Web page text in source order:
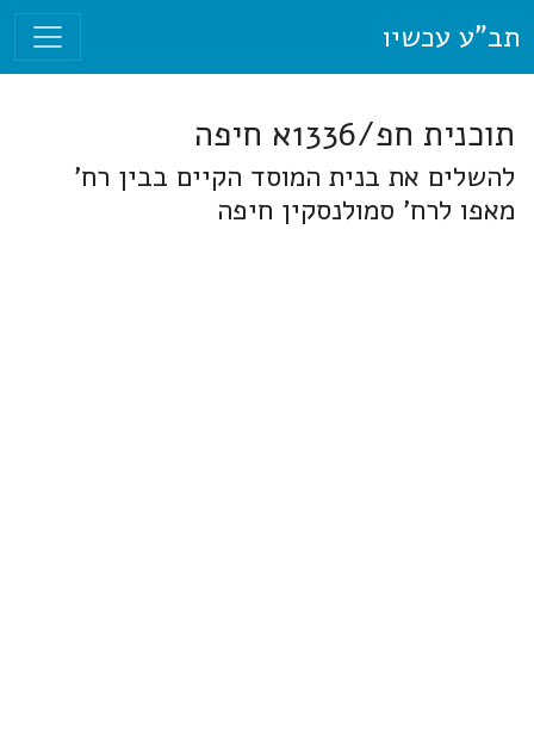
תב"ע עכשיו
תוכנית חפ/1336א חיפה
להשלים את בנית המוסד הקיים בבין רח'
מאפו לרח' סמולנסקין חיפה